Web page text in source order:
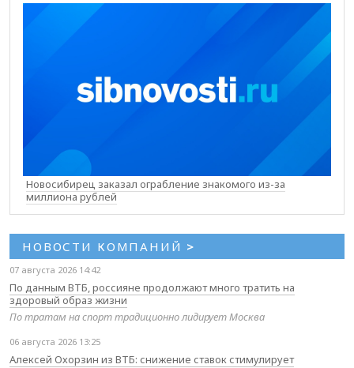
Новосибирец заказал ограбление знакомого из-за
миллиона рублей
НОВОСТИ КОМПАНИЙ >
07 августа 2026 14:42
По данным ВТБ, россияне продолжают много тратить на
здоровый образ жизни
По тратам на спорт традиционно лидирует Москва
06 августа 2026 13:25
Алексей Охорзин из ВТБ: снижение ставок стимулирует